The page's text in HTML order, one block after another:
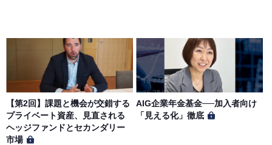
【第2回】課題と機会が交錯する
プライベート資産、見直される
ヘッジファンドとセカンダリー
市場
AIG企業年金基金──加入者向け
「見える化」徹底